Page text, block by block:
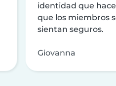
identidad que
que los miembros
sientan seguros.
Giovanna